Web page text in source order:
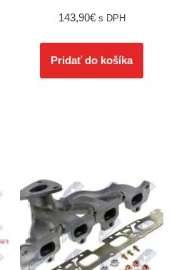
143,90€ s DPH
Pridať do košíka